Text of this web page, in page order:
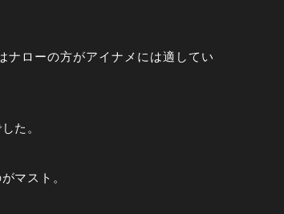
ナローの方がアイナメには適してい
た。
マスト。